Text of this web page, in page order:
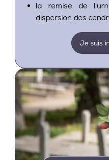
la remise de
dispersion des
Je suis